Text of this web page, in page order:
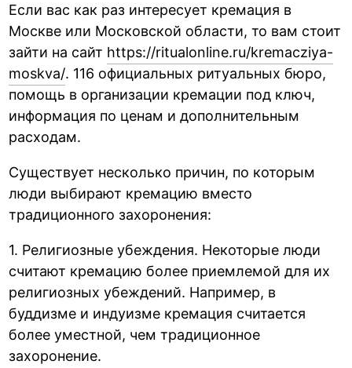
Если вас как раз интересует кремация в
Москве или Московской области, то вам стоит
зайти на сайт https://ritualonline.ru/kremacziya-
moskva/. 116 официальных ритуальных бюро,
помощь в организации кремации под ключ,
информация по ценам и дополнительным
расходам.
Существует несколько причин, по которым
люди выбирают кремацию вместо
традиционного захоронения:
1. Религиозные убеждения. Некоторые люди
считают кремацию более приемлемой для их
религиозных убеждений. Например, в
буддизме и индуизме кремация считается
более уместной, чем традиционное
захоронение.